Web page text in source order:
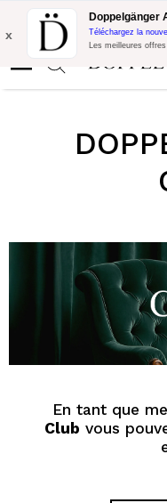
Promo Flash: 10% de
avec le
x
Doppelgänger
Téléchargez la
Les meilleures
En tant que
Club vous